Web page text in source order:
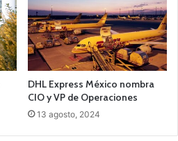
DHL Express México nombra
CIO y VP de Operaciones
13 agosto, 2024